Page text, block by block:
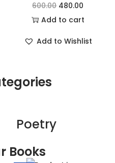
600.00 480.00
Add to cart
Add to Wishlist
Poetry
Books